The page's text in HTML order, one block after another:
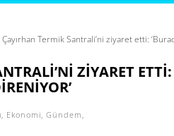
Çayırhan Termik Santrali’ni ziyaret etti:
ZIYARET
, Ekonomi, Gündem ,